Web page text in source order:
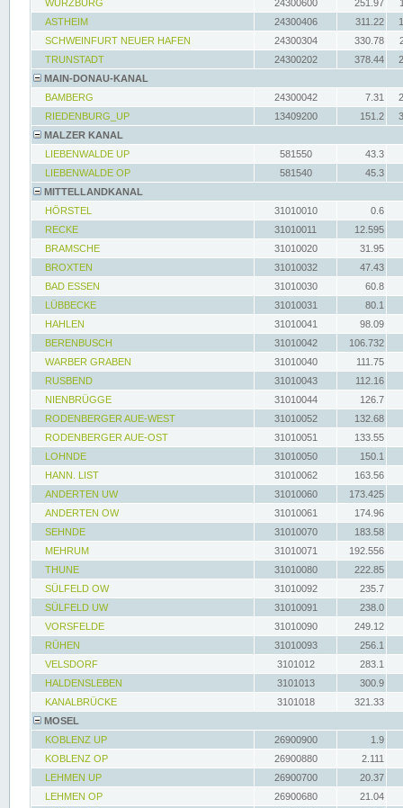
WÜRZBURG 24300600 251.97
ASTHEIM
24300406 311.22
SCHWEINFURT NEUER HAFEN
24300304 330.78
TRUNSTADT
24300202 378.44
MAIN-DONAU-KANAL
BAMBERG
24300042 7.31
RIEDENBURG_UP
13409200 151.2
MALZER KANAL
LIEBENWALDE UP
581550
43.3
LIEBENWALDE OP
581540
45.3
MITTELLANDKANAL
HÖRSTEL
31010010
0.6
RECKE
31010011
12.595
BRAMSCHE
31010020
31.95
BROXTEN
31010032
47.43
BAD ESSEN
31010030
60.8
LÜBBECKE
31010031
80.1
HAHLEN
31010041
98.09
BERENBUSCH
31010042
106.732
WARBER GRABEN
31010040
111.75
RUSBEND
31010043
112.16
NIENBRÜGGE
31010044
126.7
RODENBERGER AUE-WEST
31010052
132.68
RODENBERGER AUE-OST
31010051
133.55
LOHNDE
31010050
150.1
HANN. LIST
31010062
163.56
ANDERTEN UW
31010060
173.425
ANDERTEN OW
31010061
174.96
SEHNDE
31010070
183.58
MEHRUM
31010071
192.556
THUNE
31010080
222.85
SÜLFELD OW
31010092
235.7
SÜLFELD UW
31010091
238.0
VORSFELDE
31010090
249.12
RÜHEN
31010093
256.1
VELSDORF
3101012
283.1
HALDENSLEBEN
3101013
300.9
KANALBRÜCKE
3101018
321.33
MOSEL
KOBLENZ UP
26900900
1.9
KOBLENZ OP
26900880
2.111
LEHMEN UP
26900700
20.37
LEHMEN OP
26900680
21.04